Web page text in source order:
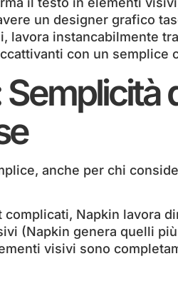
un designer grafico
lavora instancabilmente
con un semplice
anche per chi
Napkin lavora
(Napkin genera quelli
visivi sono